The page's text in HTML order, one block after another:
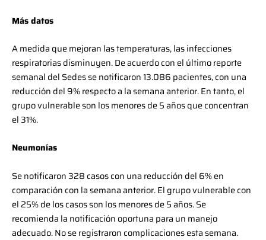
Más datos
A medida que mejoran las temperaturas, las infecciones
respiratorias disminuyen. De acuerdo con el último reporte
semanal del Sedes se notificaron 13.086 pacientes, con una
reducción del 9% respecto a la semana anterior. En tanto, el
grupo vulnerable son los menores de 5 años que concentran
el 31%.
Neumonías
Se notificaron 328 casos con una reducción del 6% en
comparación con la semana anterior. El grupo vulnerable con
el 25% de los casos son los menores de 5 años. Se
recomienda la notificación oportuna para un manejo
adecuado. No se registraron complicaciones esta semana.